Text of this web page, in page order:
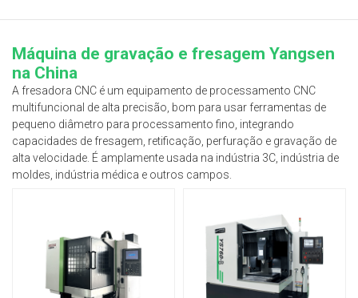
Máquina de gravação e fresagem Yangsen
na China
A fresadora CNC é um equipamento de processamento CNC
multifuncional de alta precisão, bom para usar ferramentas de
pequeno diâmetro para processamento fino, integrando
capacidades de fresagem, retificação, perfuração e gravação de
alta velocidade. É amplamente usada na indústria 3C, indústria de
moldes, indústria médica e outros campos.